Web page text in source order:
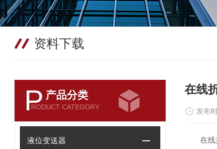
资料下载
P 产品分类
RODUCT CATEGORY
液位变送器
在线
发布
在线折